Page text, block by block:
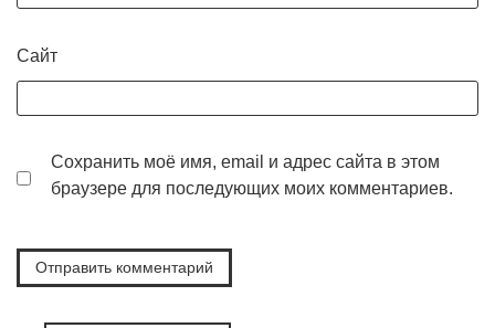
Сайт
Сохранить моё имя, email и адрес сайта в этом
браузере для последующих моих комментариев.